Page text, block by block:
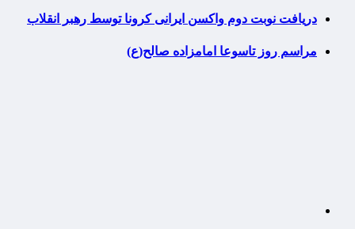
دریافت نوبت دوم واکسن ایرانی کرونا توسط رهبر انقلاب
مراسم روز تاسوعا امامزاده صالح(ع)